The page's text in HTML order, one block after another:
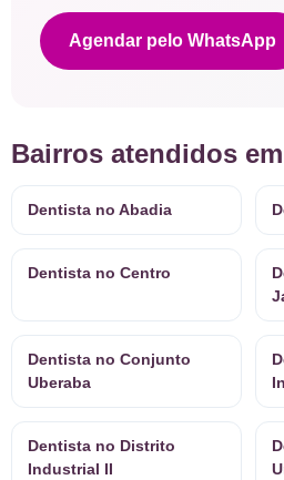
Agendar pelo WhatsApp
Bairros atendidos
Dentista no Abadia
Dentista no Centro
Dentista no Conjunto
Uberaba
Dentista no Distrito
Industrial II